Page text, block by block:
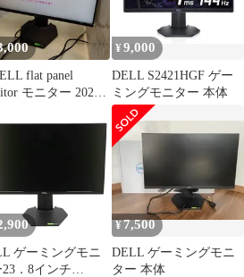
flat panel
モニター 2021
¥9,000
DELL S2421HGF ゲー
ミングモニター 本体
ゲーミングモニ
23．8インチ
¥7,500
DELL ゲーミングモニ
ター 本体